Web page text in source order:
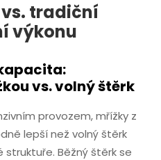
tradiční
výkonu
vs. volný štěrk
provozem, mřížky z
lepší než volný štěrk
struktuře. Běžný štěrk se